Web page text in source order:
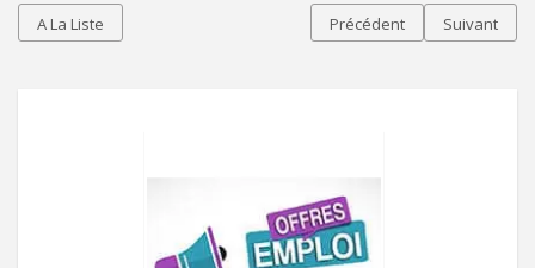
A La Liste Précédent Suivant